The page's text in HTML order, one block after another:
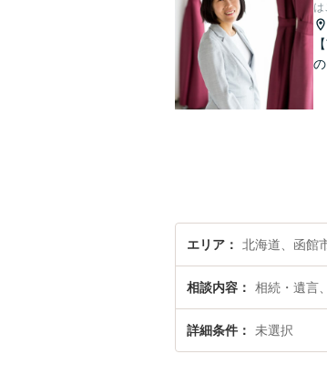
エリア 北海道、函館
相談内容 相続・遺言
詳細条件 未選択